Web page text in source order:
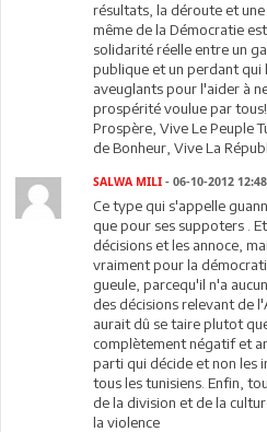
résultats, la déroute et
même de la Démocratie
solidarité réelle entre un
publique et un perdant qui
aveuglants pour l'aider à
prospérité voulue par
Prospère, Vive Le Peuple
de Bonheur, Vive La
SALWA MILI - 06-10-2012 12:48
Ce type qui s'appelle
que pour ses suppoters .
décisions et les annoce,
vraiment pour la
gueule, parcequ'il n'a
des décisions relevant de
aurait dû se taire plutot
complètement négatif et
parti qui décide et non les
tous les tunisiens. Enfin,
de la division et de la
la violence